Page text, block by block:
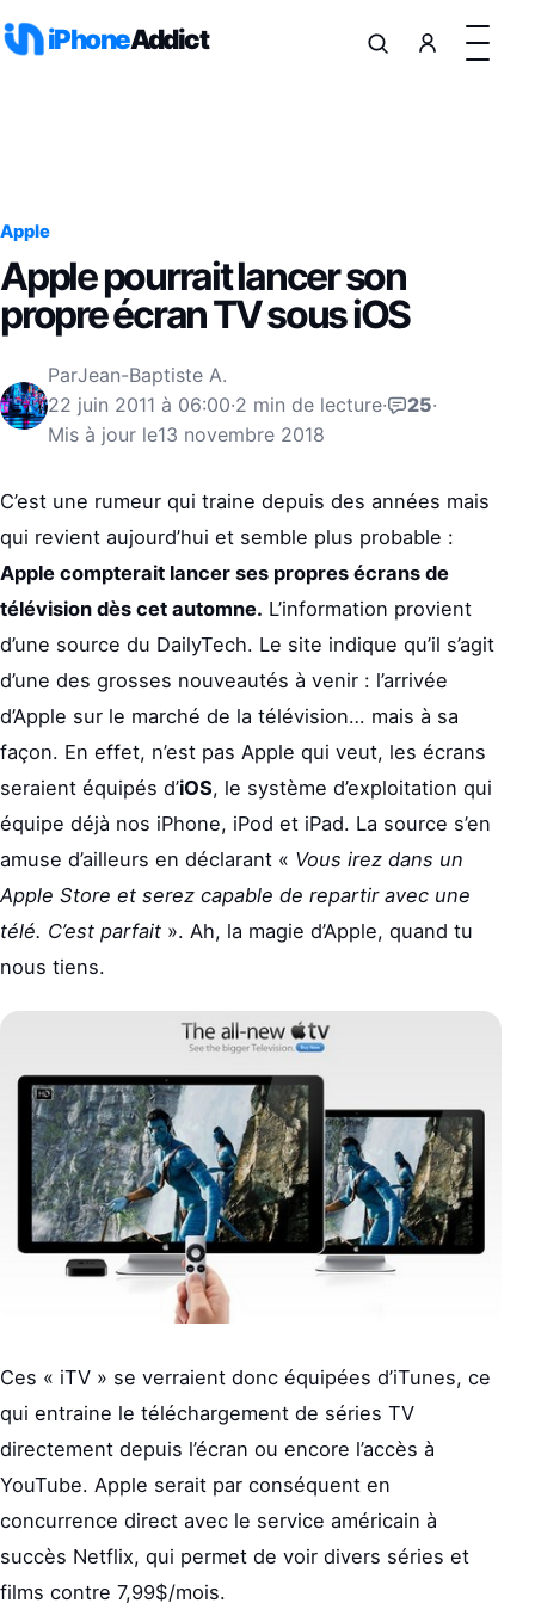
iPhoneAddict
Apple
Apple pourrait lancer son
propre écran TV sous iOS
ParJean-Baptiste A.
22 juin 2011 à 06:00·2 min de lecture· 25·
Mis à jour le13 novembre 2018
C’est une rumeur qui traine depuis des années mais
qui revient aujourd’hui et semble plus probable :
Apple compterait lancer ses propres écrans de
télévision dès cet automne. L’information provient
d’une source du DailyTech. Le site indique qu’il s’agit
d’une des grosses nouveautés à venir : l’arrivée
d’Apple sur le marché de la télévision… mais à sa
façon. En effet, n’est pas Apple qui veut, les écrans
seraient équipés d’iOS, le système d’exploitation qui
équipe déjà nos iPhone, iPod et iPad. La source s’en
amuse d’ailleurs en déclarant « Vous irez dans un
Apple Store et serez capable de repartir avec une
télé. C’est parfait ». Ah, la magie d’Apple, quand tu
nous tiens.
Ces « iTV » se verraient donc équipées d’iTunes, ce
qui entraine le téléchargement de séries TV
directement depuis l’écran ou encore l’accès à
YouTube. Apple serait par conséquent en
concurrence direct avec le service américain à
succès Netflix, qui permet de voir divers séries et
films contre 7,99$/mois.